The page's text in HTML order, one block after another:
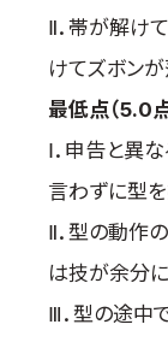
Ⅱ．帯が解け
けてズボンが
最低点（5.0
Ⅰ．申告と異
言わずに型
Ⅱ．型の動作
は技が余分
Ⅲ．型の途中